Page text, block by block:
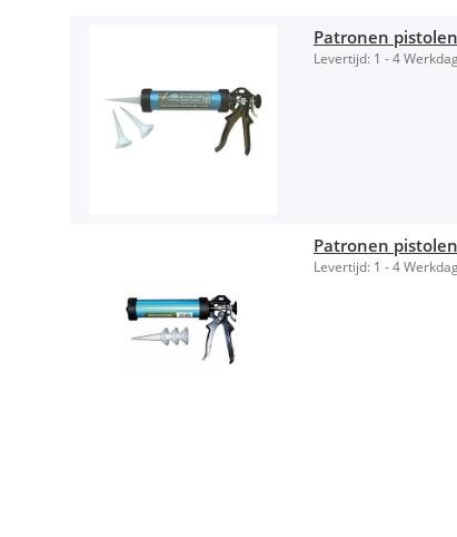
Patronen
Levertijd: 1 - 4
Patronen
Levertijd: 1 - 4